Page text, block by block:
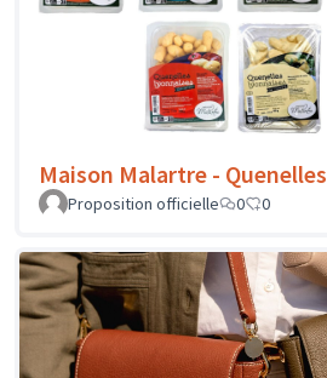
Maison Malartre - Quenelles
Proposition officielle 0 0